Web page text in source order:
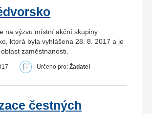
na výzvu místní akční skupiny
která byla vyhlášena 28. 8. 2017 a je
zaměstnanosti.
Určeno pro: Žadatel
čestných